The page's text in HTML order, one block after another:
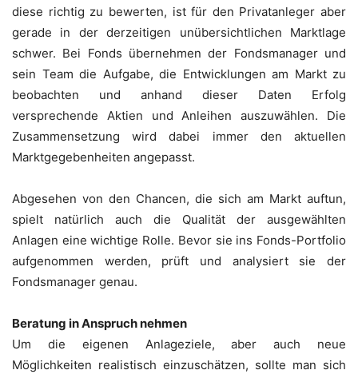
diese richtig zu bewerten, ist für den Privatanleger aber
gerade in der derzeitigen unübersichtlichen Marktlage
schwer. Bei Fonds übernehmen der Fondsmanager und
sein Team die Aufgabe, die Entwicklungen am Markt zu
beobachten und anhand dieser Daten Erfolg
versprechende Aktien und Anleihen auszuwählen. Die
Zusammensetzung wird dabei immer den aktuellen
Marktgegebenheiten angepasst.
Abgesehen von den Chancen, die sich am Markt auftun,
spielt natürlich auch die Qualität der ausgewählten
Anlagen eine wichtige Rolle. Bevor sie ins Fonds-Portfolio
aufgenommen werden, prüft und analysiert sie der
Fondsmanager genau.
Beratung in Anspruch nehmen
Um die eigenen Anlageziele, aber auch neue
Möglichkeiten realistisch einzuschätzen, sollte man sich